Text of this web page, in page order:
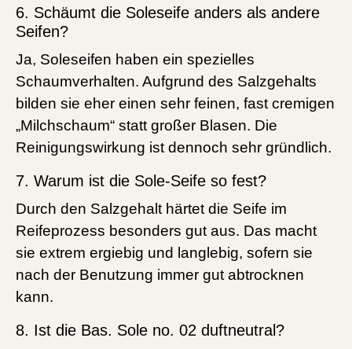
6. Schäumt die Soleseife anders als andere
Seifen?
Ja, Soleseifen haben ein spezielles
Schaumverhalten. Aufgrund des Salzgehalts
bilden sie eher einen sehr feinen, fast cremigen
„Milchschaum“ statt großer Blasen. Die
Reinigungswirkung ist dennoch sehr gründlich.
7. Warum ist die Sole-Seife so fest?
Durch den Salzgehalt härtet die Seife im
Reifeprozess besonders gut aus. Das macht
sie extrem ergiebig und langlebig, sofern sie
nach der Benutzung immer gut abtrocknen
kann.
8. Ist die Bas. Sole no. 02 duftneutral?